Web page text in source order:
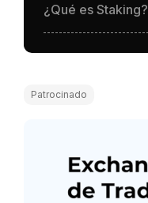
¿Qué es Staking?
Patrocinado